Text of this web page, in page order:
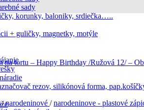
sady
korunky, baloniky, srdiečka…..
+ guličky, magnetky, motýle
rezov, silikónová forma,
narodeninové / narodeninove - plastové